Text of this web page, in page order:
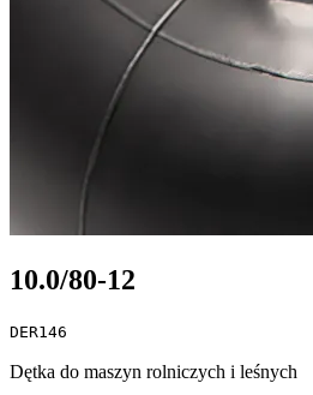
10.0/80-12
DER146
Dętka do maszyn rolniczych i leśnych